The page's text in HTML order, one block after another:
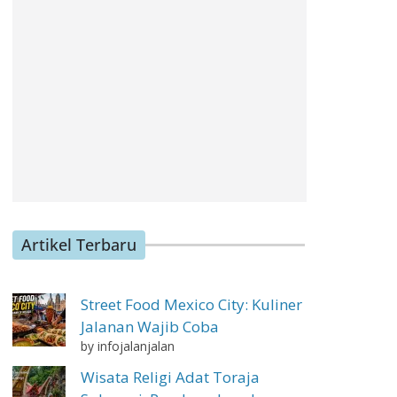
Artikel Terbaru
Street Food Mexico City: Kuliner
Jalanan Wajib Coba
by infojalanjalan
Wisata Religi Adat Toraja